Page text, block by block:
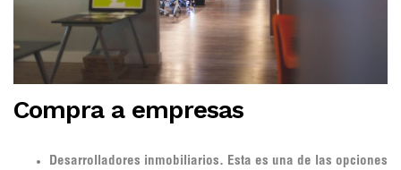
Compra a empresas
Desarrolladores inmobiliarios. Esta es una de las opciones